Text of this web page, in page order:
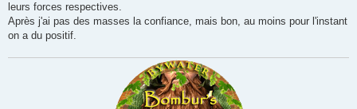
leurs forces respectives.
Après j'ai pas des masses la confiance, mais bon, au moins pour l'instant
on a du positif.